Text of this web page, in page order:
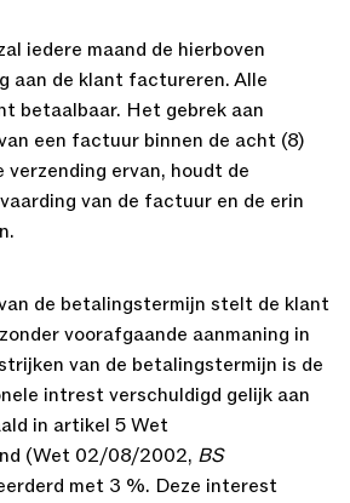
iedere maand de hierboven
aan de klant factureren. Alle
betaalbaar. Het gebrek aan
een factuur binnen de acht (8)
verzending ervan, houdt de
van de factuur en de erin
de betalingstermijn stelt de klant
voorafgaande aanmaning in
van de betalingstermijn is de
intrest verschuldigd gelijk aan
in artikel 5 Wet
(Wet 02/08/2002, BS
met 3 %. Deze interest